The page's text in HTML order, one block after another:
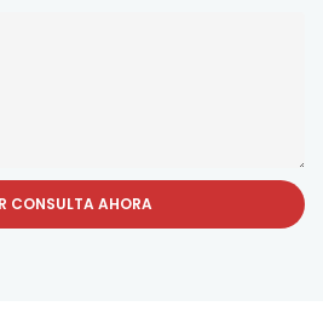
CONSULTA AHORA